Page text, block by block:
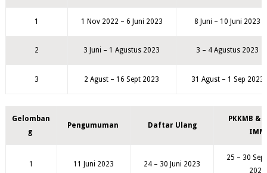
1 1 Nov 2022 – 6 Juni 2023 8 Juni – 10 Juni 2023
2 3 Juni – 1 Agustus 2023 3 – 4 Agustus 2023
3 2 Agust – 16 Sept 2023 31 Agust – 1 Sep 2023
Gelomban
g
Pengumuman Daftar Ulang
PKKMB &
IMM
1 11 Juni 2023 24 – 30 Juni 2023
25 – 30
2023